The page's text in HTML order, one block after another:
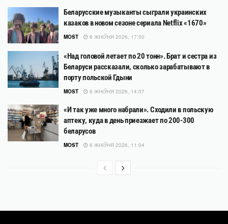
Беларусские музыканты сыграли украинских
казаков в новом сезоне сериала Netflix «1670»
MOST 6 ЖНІЎНЯ 2026, 17:50
«Над головой летает по 20 тонн». Брат и сестра из
Беларуси рассказали, сколько зарабатывают в
порту польской Гдыни
MOST 6 ЖНІЎНЯ 2026, 14:07
«И так уже много набрали». Сходили в польскую
аптеку, куда в день приезжает по 200-300
беларусов
MOST 6 ЖНІЎНЯ 2026, 11:04